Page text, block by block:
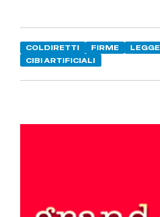
COLDIRETTI FIRME LEGGE
CIBI ARTIFICIALI